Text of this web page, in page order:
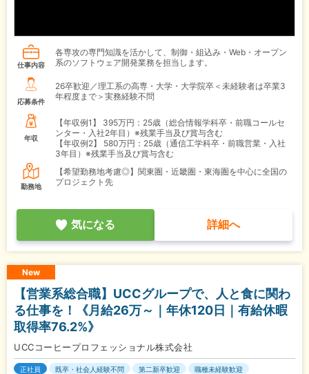
仕事内容
各専攻の専門知識を活かして、制御・組込み・Web・オープン
系のソフトウェア開発業務を担当します。
応募条件
26卒歓迎／理工系の高専・大学・大学院卒＜未経験者は卒業3
年程度まで＞実務経験不問
年収
【年収例1】
395万円：25歳（総合情報学科卒・前職コールセ
ンター・入社2年目）※残業手当及び賞与含む
【年収例2】
580万円：25歳（通信工学科卒・前職営業・入社
3年目）※残業手当及び賞与含む
勤務地
【希望勤務地考慮◎】関東圏・近畿圏・東海圏を中心に全国の
プロジェクト先
気になる 詳細へ
New
【営業系総合職】UCCグループで、人と食に関わ
る仕事を！《月給26万～｜年休120日｜有給休暇
取得率76.2%》
UCCコーヒープロフェッショナル株式会社
正社員 既卒・社会人経験不問 第二新卒歓迎
職種未経験歓迎